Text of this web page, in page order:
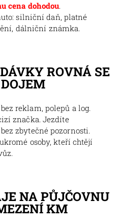
cena dohodou.
silniční daň, platné
dálniční známka.
ROVNÁ SE
reklam, polepů a log.
značka. Jezdíte
zbytečné pozornosti.
osoby, kteří chtějí
NA PŮJČOVNU
KM